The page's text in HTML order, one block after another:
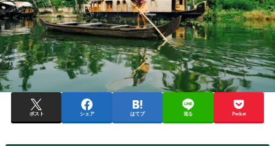
ポスト シェア はてブ 送る Pocket